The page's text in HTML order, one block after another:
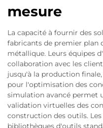
mesure
La capacité à fournir des
fabricants de premier plan
métallique. Leurs équipes
collaboration avec les
jusqu'à la production
pour l'optimisation des
simulation avancé permet
validation virtuelles des
construction des outils.
bibliothèques d'outils